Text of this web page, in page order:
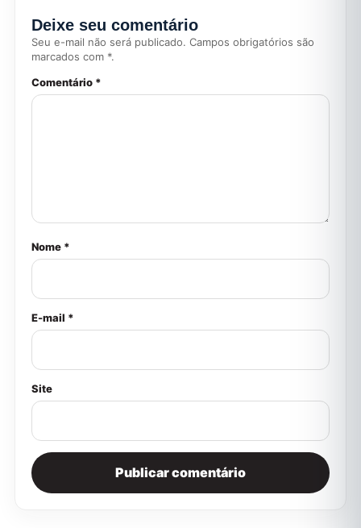
Deixe seu comentário
Seu e-mail não será publicado. Campos obrigatórios são
marcados com *.
Comentário *
Nome *
E-mail *
Site